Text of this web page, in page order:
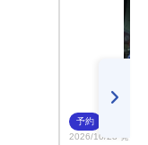
予約
2026/10/28 発売